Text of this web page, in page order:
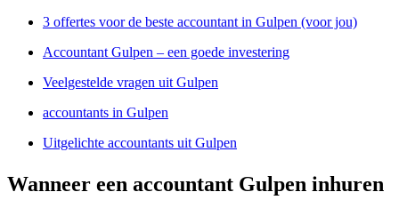
3 offertes voor de beste accountant in Gulpen (voor jou)
Accountant Gulpen – een goede investering
Veelgestelde vragen uit Gulpen
accountants in Gulpen
Uitgelichte accountants uit Gulpen
Wanneer een accountant Gulpen inhuren